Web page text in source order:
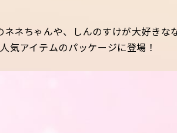
ネちゃんや、しんのすけが大好き
気アイテムのパッケージに登場！